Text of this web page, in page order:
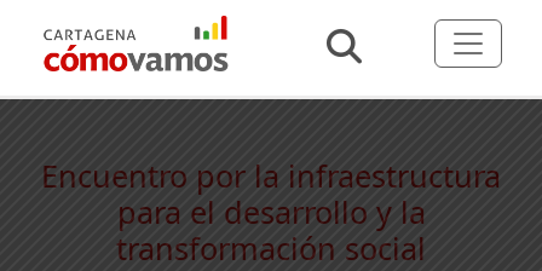
Encuentro por la infraestructura
para el desarrollo y la
transformación social